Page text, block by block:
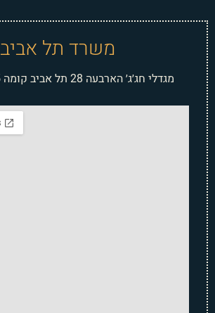
משרד תל אביב
מגדלי חג׳ג׳ הארבעה 28 תל אביב קומה 5 מגדל צפוני